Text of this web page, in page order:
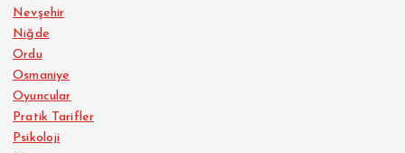
Nevşehir
Niğde
Ordu
Osmaniye
Oyuncular
Pratik Tarifler
Psikoloji